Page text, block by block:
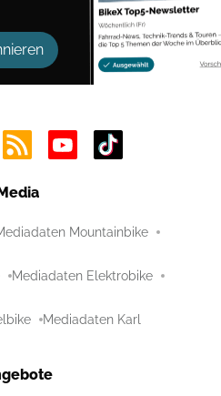
Mountainbike
Mediadaten Elektrobike
Mediadaten Karl